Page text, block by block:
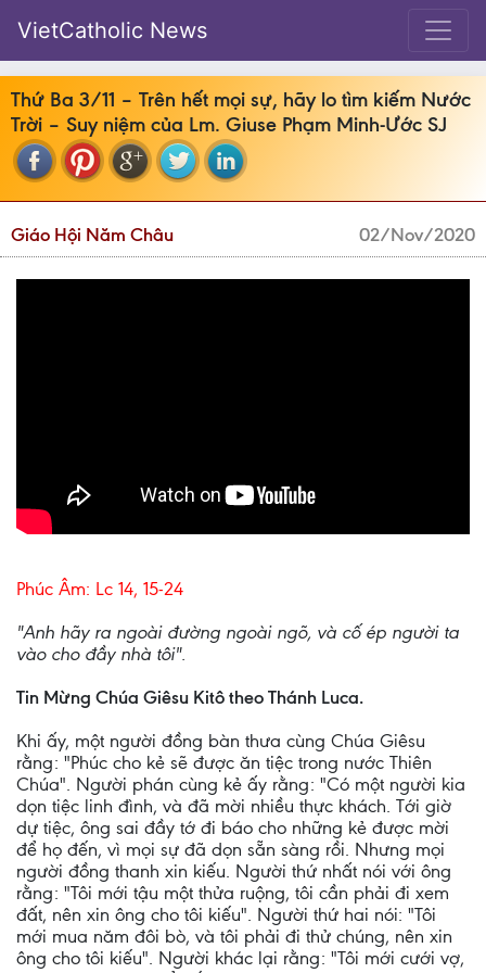
VietCatholic News
Thứ Ba 3/11 – Trên hết mọi sự, hãy lo tìm kiếm Nước
Trời – Suy niệm của Lm. Giuse Phạm Minh-Ước SJ
Giáo Hội Năm Châu 02/Nov/2020
Phúc Âm: Lc 14, 15-24
"Anh hãy ra ngoài đường ngoài ngõ, và cố ép người ta
vào cho đầy nhà tôi".
Tin Mừng Chúa Giêsu Kitô theo Thánh Luca.
Khi ấy, một người đồng bàn thưa cùng Chúa Giêsu
rằng: "Phúc cho kẻ sẽ được ăn tiệc trong nước Thiên
Chúa". Người phán cùng kẻ ấy rằng: "Có một người kia
dọn tiệc linh đình, và đã mời nhiều thực khách. Tới giờ
dự tiệc, ông sai đầy tớ đi báo cho những kẻ được mời
để họ đến, vì mọi sự đã dọn sẵn sàng rồi. Nhưng mọi
người đồng thanh xin kiếu. Người thứ nhất nói với ông
rằng: "Tôi mới tậu một thửa ruộng, tôi cần phải đi xem
đất, nên xin ông cho tôi kiếu". Người thứ hai nói: "Tôi
mới mua năm đôi bò, và tôi phải đi thử chúng, nên xin
ông cho tôi kiếu". Người khác lại rằng: "Tôi mới cưới vợ,